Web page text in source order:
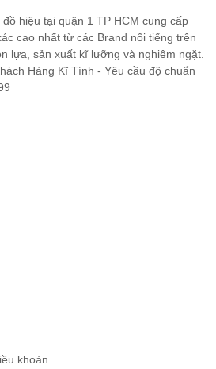
hiệu tại quận 1 TP HCM cung cấp
cao nhất từ các Brand nổi tiếng trên
lựa, sản xuất kĩ lưỡng và nghiêm ngặt.
Hàng Kĩ Tính - Yêu cầu độ chuẩn
khoản